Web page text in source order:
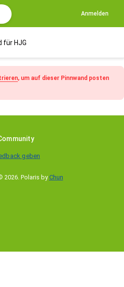
Anmelden
für HJG
, um auf dieser Pinnwand posten
geben
2026. Polaris by Chun